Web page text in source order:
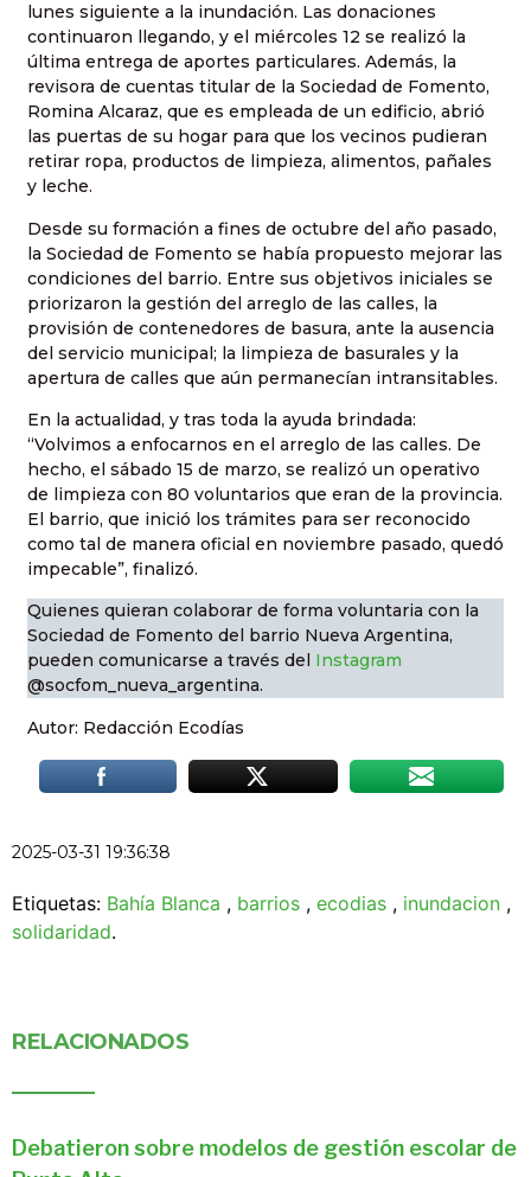
lunes siguiente a la inundación. Las donaciones
continuaron llegando, y el miércoles 12 se realizó la
última entrega de aportes particulares. Además, la
revisora de cuentas titular de la Sociedad de Fomento,
Romina Alcaraz, que es empleada de un edificio, abrió
las puertas de su hogar para que los vecinos pudieran
retirar ropa, productos de limpieza, alimentos, pañales
y leche.
Desde su formación a fines de octubre del año pasado,
la Sociedad de Fomento se había propuesto mejorar las
condiciones del barrio. Entre sus objetivos iniciales se
priorizaron la gestión del arreglo de las calles, la
provisión de contenedores de basura, ante la ausencia
del servicio municipal; la limpieza de basurales y la
apertura de calles que aún permanecían intransitables.
En la actualidad, y tras toda la ayuda brindada:
“Volvimos a enfocarnos en el arreglo de las calles. De
hecho, el sábado 15 de marzo, se realizó un operativo
de limpieza con 80 voluntarios que eran de la provincia.
El barrio, que inició los trámites para ser reconocido
como tal de manera oficial en noviembre pasado, quedó
impecable”, finalizó.
Quienes quieran colaborar de forma voluntaria con la
Sociedad de Fomento del barrio Nueva Argentina,
pueden comunicarse a través del Instagram
@socfom_nueva_argentina.
Autor: Redacción Ecodías
2025-03-31 19:36:38
Etiquetas: Bahía Blanca , barrios , ecodias , inundacion ,
solidaridad.
RELACIONADOS
Debatieron sobre modelos de gestión escolar de